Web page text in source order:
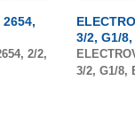
2654,
2/2,
3/2, G1/8,
3/2, G1/8,